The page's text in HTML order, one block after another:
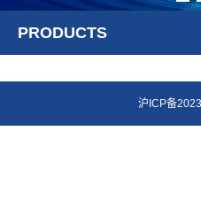
PRODUCTS
沪ICP备